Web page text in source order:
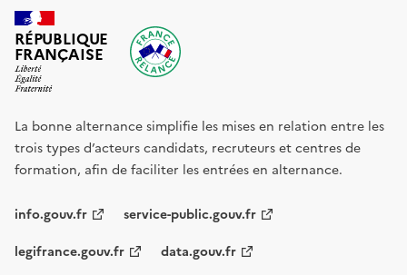
RÉPUBLIQUE
FRANÇAISE
La bonne alternance simplifie les mises en relation entre les
trois types d’acteurs candidats, recruteurs et centres de
formation, afin de faciliter les entrées en alternance.
info.gouv.fr service-public.gouv.fr
legifrance.gouv.fr data.gouv.fr